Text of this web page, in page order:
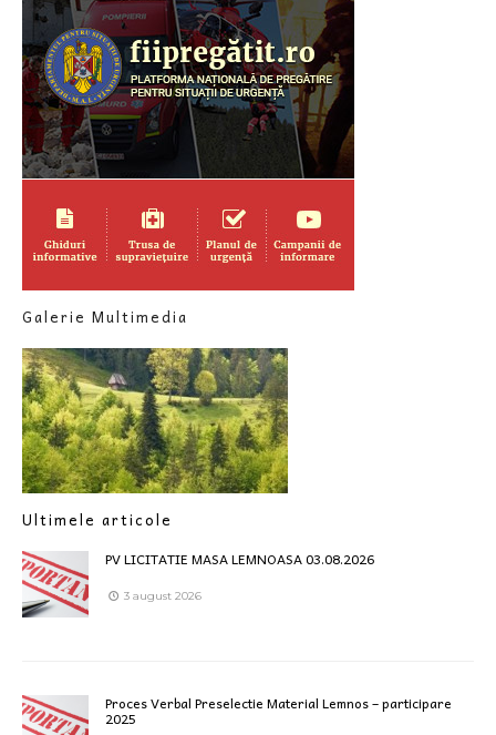
Galerie Multimedia
Ultimele articole
PV LICITATIE MASA LEMNOASA 03.08.2026
3 august 2026
Proces Verbal Preselectie Material Lemnos – participare
2025